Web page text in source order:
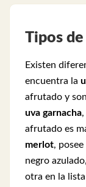
Tipos de
Existen
encuentra la
afrutado y
uva garnacha
afrutado es
merlot,
negro
otra en la